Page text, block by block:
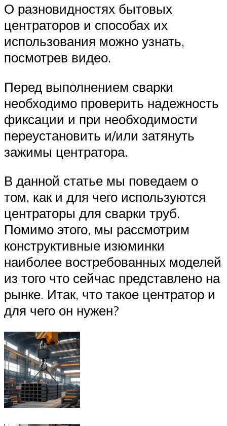
О разновидностях бытовых
центраторов и способах их
использования можно узнать,
посмотрев видео.
Перед выполнением сварки
необходимо проверить надежность
фиксации и при необходимости
переустановить и/или затянуть
зажимы центратора.
В данной статье мы поведаем о
том, как и для чего используются
центраторы для сварки труб.
Помимо этого, мы рассмотрим
конструктивные изюминки
наиболее востребованных моделей
из того что сейчас представлено на
рынке. Итак, что такое центратор и
для чего он нужен?